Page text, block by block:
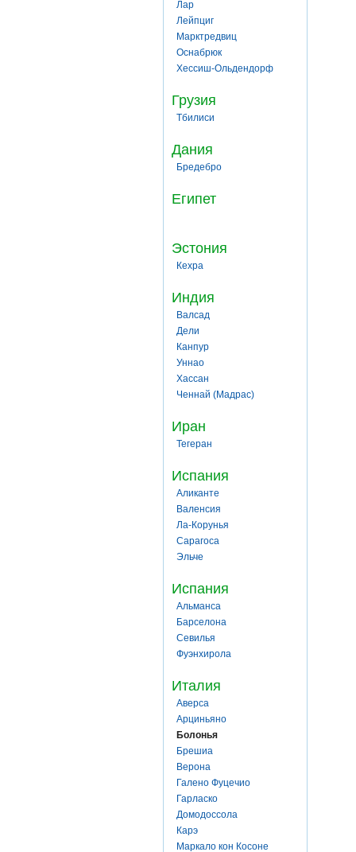
Лар
Лейпциг
Марктредвиц
Оснабрюк
Хессиш-Ольдендорф
Грузия
Тбилиси
Дания
Бредебро
Египет
Эстония
Кехра
Индия
Валсад
Дели
Канпур
Уннао
Хассан
Ченнай (Мадрас)
Иран
Тегеран
Испания
Аликанте
Валенсия
Ла-Корунья
Сарагоса
Эльче
Испания
Альманса
Барселона
Севилья
Фуэнхирола
Италия
Аверса
Арциньяно
Болонья
Брешиа
Верона
Галено Фуцечио
Гарласко
Домодоссола
Карэ
Маркало кон Косоне